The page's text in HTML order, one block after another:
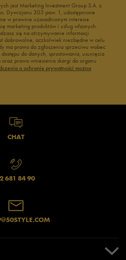
jest Marketing Investment Group S.A. z
Dywizjonu 303 paw. 1, udostępnione
w prawnie uzasadnionym interesie
marketing produktów i usług własnych.
się na otrzymywanie informacji
dobrowolne, aczkolwiek niezbędne w celu
ma prawo do zgłoszenia sprzeciwu wobec
do danych, sprostowania, usunięcia
prawo wniesienia skargi do organu
o ochronie prywatności można
CHAT
681 84 90